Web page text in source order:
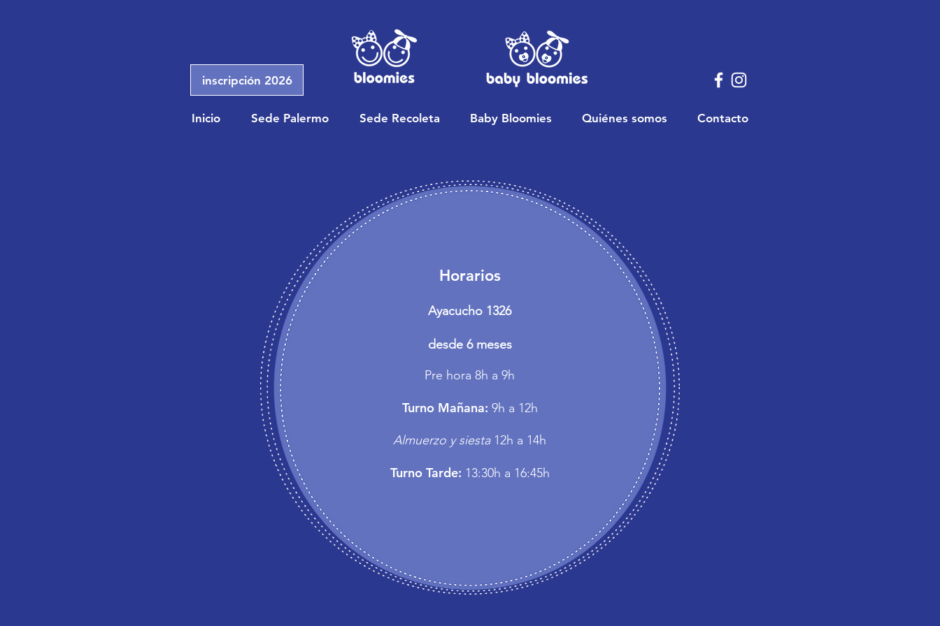
inscripción 2026
Inicio Sede Palermo Sede Recoleta Baby Bloomies Quiénes somos Contacto
Horarios
Ayacucho 1326
desde 6 meses
Pre hora 8h a 9h
Turno Mañana: 9h a 12h
Almuerzo y siesta12h a 14h
Turno Tarde: 13:30h a 16:45h